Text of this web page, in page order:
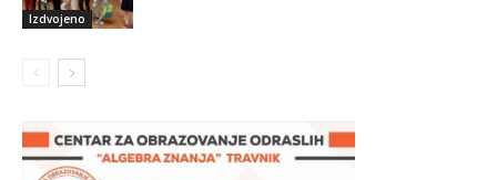
Izdvojeno